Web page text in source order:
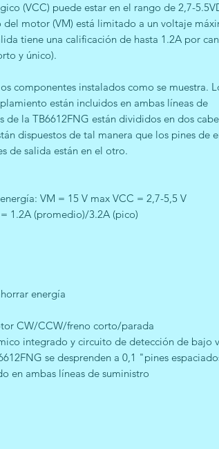
(VCC) puede estar en el rango de 2,7-
del motor (VM) está limitado a un voltaje
tiene una calificación de hasta 1.2A por
y único).
componentes instalados como se muestra.
están incluidos en ambas líneas de
de la TB6612FNG están divididos en dos
dispuestos de tal manera que los pines de
de salida están en el otro.
VM = 15 V max VCC = 2,7-5,5 V
1.2A (promedio)/3.2A (pico)
energía
CW/CCW/freno corto/parada
integrado y circuito de detección de bajo
se desprenden a 0,1 "pines
en ambas líneas de suministro